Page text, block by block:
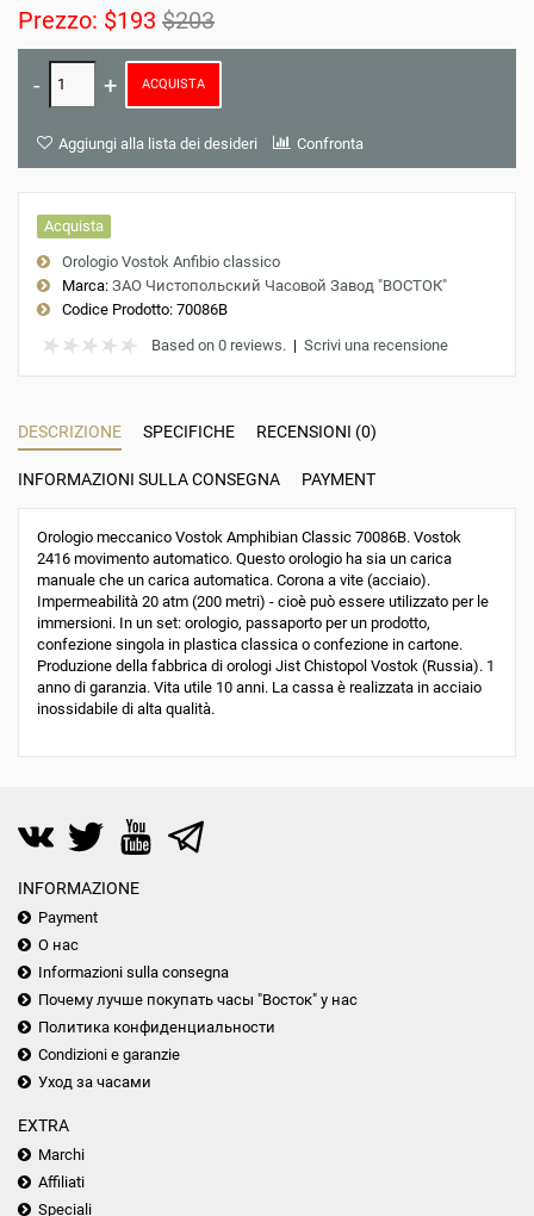
Prezzo: $193 $203
ACQUISTA
Aggiungi alla lista dei desideri Confronta
Acquista
Orologio Vostok Anfibio classico
Marca: ЗАО Чистопольский Часовой Завод "ВОСТОК"
Codice Prodotto: 70086B
Based on 0 reviews. | Scrivi una recensione
DESCRIZIONE SPECIFICHE RECENSIONI (0)
INFORMAZIONI SULLA CONSEGNA PAYMENT
Orologio meccanico Vostok Amphibian Classic 70086B. Vostok
2416 movimento automatico. Questo orologio ha sia un carica
manuale che un carica automatica. Corona a vite (acciaio).
Impermeabilità 20 atm (200 metri) - cioè può essere utilizzato per le
immersioni. In un set: orologio, passaporto per un prodotto,
confezione singola in plastica classica o confezione in cartone.
Produzione della fabbrica di orologi Jist Chistopol Vostok (Russia). 1
anno di garanzia. Vita utile 10 anni. La cassa è realizzata in acciaio
inossidabile di alta qualità.
INFORMAZIONE
Payment
О нас
Informazioni sulla consegna
Почему лучше покупать часы "Восток" у нас
Политика конфиденциальности
Condizioni e garanzie
Уход за часами
EXTRA
Marchi
Affiliati
Speciali